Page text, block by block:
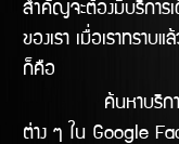
สำคัญจะต้องมีบริการ
ของเรา เมื่อเราทราบ
ก็คือ
ค้นหาบริการ รถ
ต่าง ๆ ใน Google